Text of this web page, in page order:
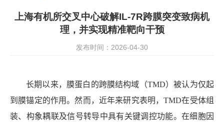
上海有机所交叉中心破解IL-7R跨膜突变致病机
理，并实现精准靶向干预
发布时间：2026-04-30
长期以来，膜蛋白的跨膜结构域（TMD）被认为仅起
到膜锚定的作用。然而，近年来研究表明，TMD在受体组
装、构象耦联及信号转导中具有关键调控功能。在细胞因